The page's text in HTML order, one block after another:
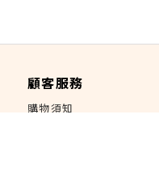
顧客服務
購物須知